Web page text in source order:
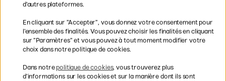
volumineux.
Les modes de paiement
d’autres plateformes.
En cliquant sur ”Accepter”, vous donnez votre consentement pour
l’ensemble des finalités. Vous pouvez choisir les finalités en cliquant
sur ”Paramètres” et vous pouvez à tout moment modifier votre
choix dans notre politique de cookies.
Dans notre politique de cookies, vous trouverez plus
d’informations sur les cookies et sur la manière dont ils sont